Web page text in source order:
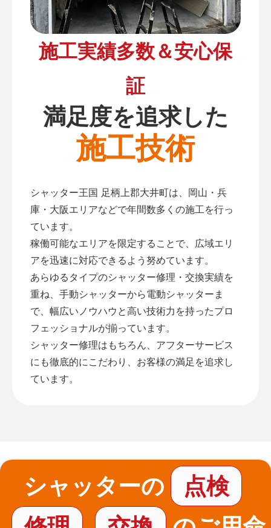
施工実績多数＆安心保
証
満足度を追求した
施工技術
シャッター王国 足柄上郡大井町は、岡山・兵
庫・大阪エリアなどで年間数多くの施工を行っ
ています。
稼働可能なエリアを限定することで、広域エリ
アを迅速に対応できるよう努めています。
あらゆるタイプのシャッター修理・交換実績を
重ね、手動シャッターから電動シャッターま
で、幅広いノウハウと高い技術力を持ったプロ
フェッショナルが揃っています。
シャッター修理はもちろん、アフターサービス
にも徹底的にこだわり、お客様の満足を追求し
ています。
シャッターの
点検